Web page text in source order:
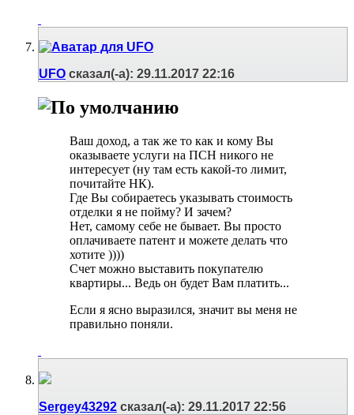
UFO сказал(-а): 29.11.2017 22:16
Ваш доход, а так же то как и кому Вы
оказываете услуги на ПСН никого не
интересует (ну там есть какой-то лимит,
почитайте НК).
Где Вы собираетесь указывать стоимость
отделки я не пойму? И зачем?
Нет, самому себе не бывает. Вы просто
оплачиваете патент и можете делать что
хотите ))))
Счет можно выставить покупателю
квартиры... Ведь он будет Вам платить...
Если я ясно выразился, значит вы меня не
правильно поняли.
Sergey43292 сказал(-а): 29.11.2017 22:56